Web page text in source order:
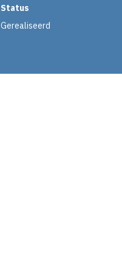
Status
Gerealiseerd